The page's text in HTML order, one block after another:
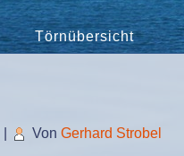
Törnübersicht
Von Gerhard Strobel